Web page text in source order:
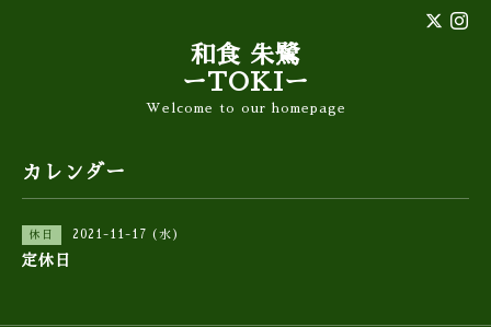
和食 朱鷺
ーTOKIー
Welcome to our homepage
カレンダー
休日 2021-11-17 (水)
定休日